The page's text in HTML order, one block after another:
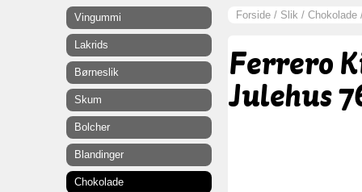
Forside / Slik / Chokolade
Ferrero
Julehus
Vingummi
Lakrids
Børneslik
Skum
Bolcher
Blandinger
Chokolade